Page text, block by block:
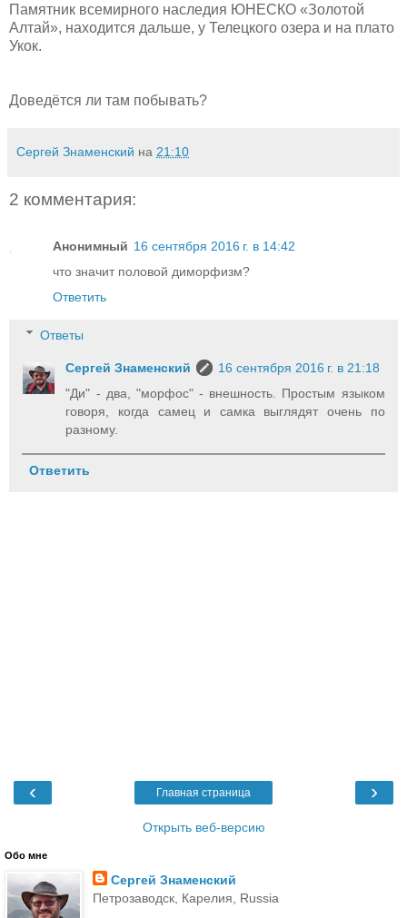
Памятник всемирного наследия ЮНЕСКО «Золотой
Алтай», находится дальше, у Телецкого озера и на плато
Укок.
Доведётся ли там побывать?
Сергей Знаменский на 21:10
2 комментария:
Анонимный 16 сентября 2016 г. в 14:42
что значит половой диморфизм?
Ответить
Ответы
Сергей Знаменский
16 сентября 2016 г. в 21:18
"Ди" - два, "морфос" - внешность. Простым языком
говоря, когда самец и самка выглядят очень по
разному.
Ответить
‹ ›
Главная страница
Открыть веб-версию
Обо мне
Сергей Знаменский
Петрозаводск, Карелия, Russia